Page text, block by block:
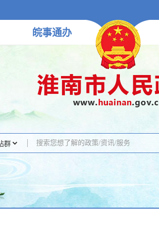
皖事通办